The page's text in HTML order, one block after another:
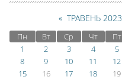
« ТРАВЕНЬ 2023
Пн Вт Ср Чт Пт
1
2 3 4 5
8
9 10 11 12
15
16 17 18 19